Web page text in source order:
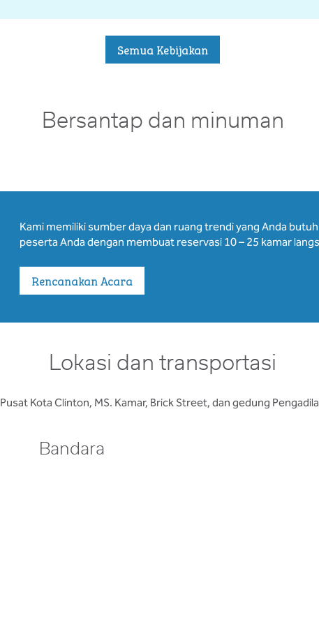
Semua Kebijakan
Bersantap dan minuman
Kami memiliki sumber daya dan ruang trendi yang Anda
peserta Anda dengan membuat reservasi 10 – 25 kamar
Rencanakan Acara
Lokasi dan transportasi
Pusat Kota Clinton, MS. Kamar, Brick Street, dan gedung
Bandara